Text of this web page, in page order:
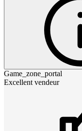
Game_zone_portal
Excellent vendeur